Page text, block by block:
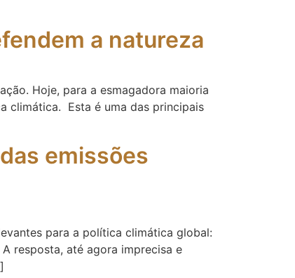
a natureza
Hoje, para a esmagadora maioria
climática. Esta é uma das principais
emissões
para a política climática global:
resposta, até agora imprecisa e